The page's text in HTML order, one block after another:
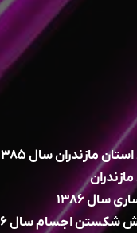
مازندران سال ۱۳۸۵
سال ۱۳۸۶
شکستن اجسام سال ۱۳۸۶